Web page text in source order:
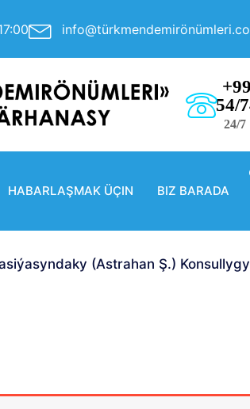
54/
24/7
HABARLAŞMAK ÜÇIN BIZ BARADA
(Astrahan Ş.)